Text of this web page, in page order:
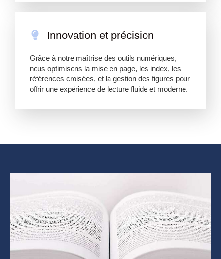
Innovation et précision
Grâce à notre maîtrise des outils numériques,
nous optimisons la mise en page, les index, les
références croisées, et la gestion des figures pour
offrir une expérience de lecture fluide et moderne.